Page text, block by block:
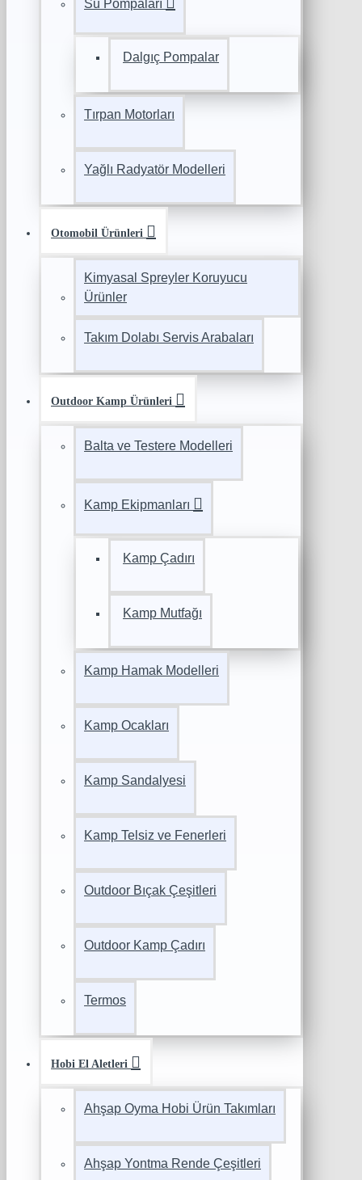
Su Pompaları
Dalgıç Pompalar
Tırpan Motorları
Yağlı Radyatör Modelleri
Otomobil Ürünleri
Kimyasal Spreyler Koruyucu
Ürünler
Takım Dolabı Servis Arabaları
Outdoor Kamp Ürünleri
Balta ve Testere Modelleri
Kamp Ekipmanları
Kamp Çadırı
Kamp Mutfağı
Kamp Hamak Modelleri
Kamp Ocakları
Kamp Sandalyesi
Kamp Telsiz ve Fenerleri
Outdoor Bıçak Çeşitleri
Outdoor Kamp Çadırı
Termos
Hobi El Aletleri
Ahşap Oyma Hobi Ürün Takımları
Ahşap Yontma Rende Çeşitleri